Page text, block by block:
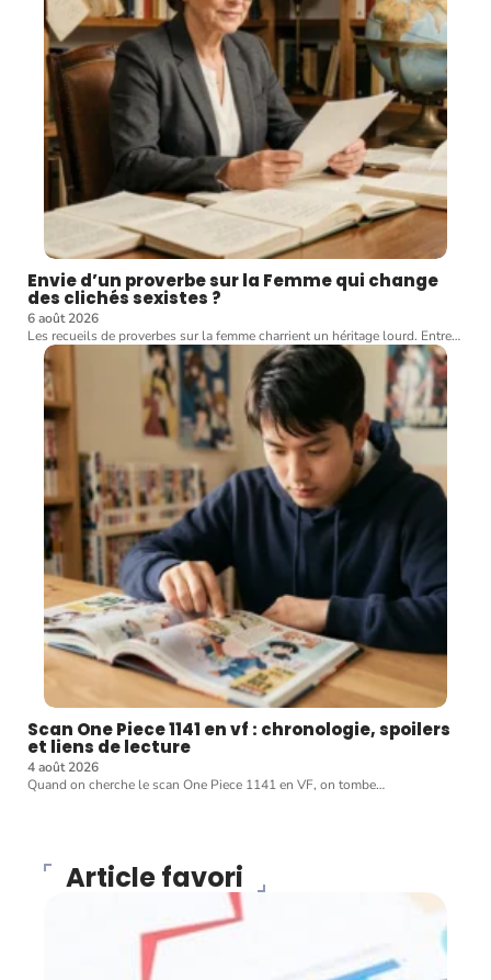
Envie d’un proverbe sur la Femme qui change
des clichés sexistes ?
6 août 2026
Les recueils de proverbes sur la femme charrient un héritage lourd. Entre…
Scan One Piece 1141 en vf : chronologie, spoilers
et liens de lecture
4 août 2026
Quand on cherche le scan One Piece 1141 en VF, on tombe…
Article favori